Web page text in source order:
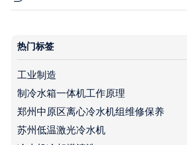
热门标签
工业制造
制冷水箱一体机工作原理
郑州中原区离心冷水机组维修保养
苏州低温激光冷水机